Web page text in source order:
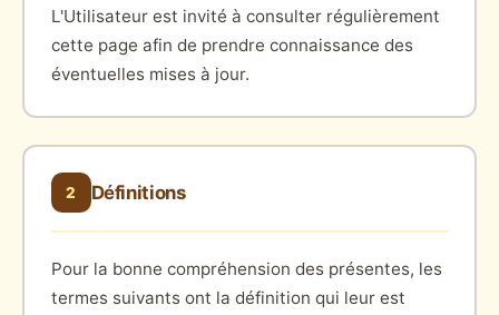
L'Utilisateur est invité à consulter régulièrement
cette page afin de prendre connaissance des
éventuelles mises à jour.
2 Définitions
Pour la bonne compréhension des présentes, les
termes suivants ont la définition qui leur est